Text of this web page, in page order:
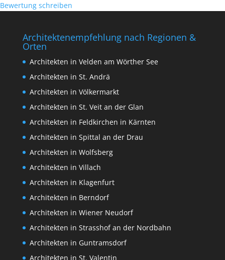
Bewertung schreiben
Architektenempfehlung nach Regionen &
Orten
Architekten in Velden am Wörther See
Architekten in St. Andrä
Architekten in Völkermarkt
Architekten in St. Veit an der Glan
Architekten in Feldkirchen in Kärnten
Architekten in Spittal an der Drau
Architekten in Wolfsberg
Architekten in Villach
Architekten in Klagenfurt
Architekten in Berndorf
Architekten in Wiener Neudorf
Architekten in Strasshof an der Nordbahn
Architekten in Guntramsdorf
Architekten in St. Valentin